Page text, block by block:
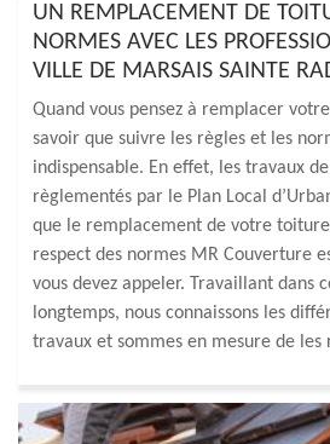
UN REMPLACEMENT DE
NORMES AVEC LES
VILLE DE MARSAIS SAINTE
Quand vous pensez à remplacer
savoir que suivre les règles et les
indispensable. En effet, les travaux
règlementés par le Plan Local
que le remplacement de votre
respect des normes MR Couverture
vous devez appeler. Travaillant dans
longtemps, nous connaissons les
travaux et sommes en mesure de les